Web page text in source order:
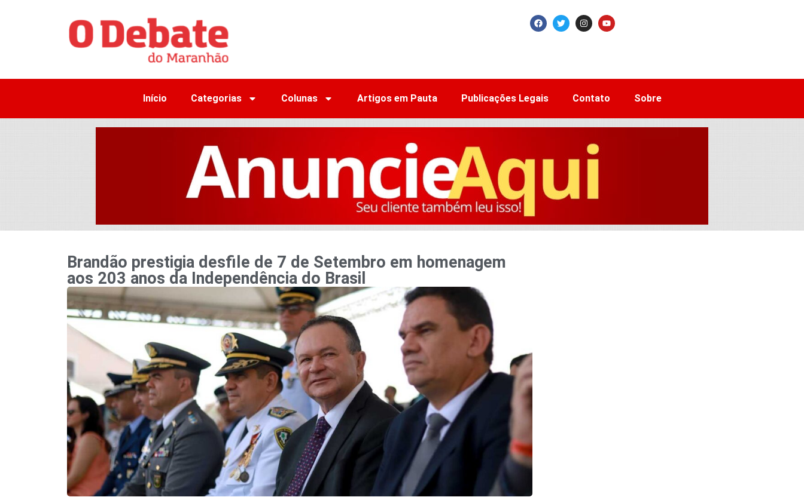
Início Categorias Colunas Artigos em Pauta Publicações Legais Contato Sobre
Brandão prestigia desfile de 7 de Setembro em homenagem
aos 203 anos da Independência do Brasil